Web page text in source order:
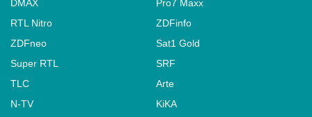
DMAX
Pro7 Maxx
RTL Nitro
ZDFinfo
ZDFneo
Sat1 Gold
Super RTL
SRF
TLC
Arte
N-TV
KiKA